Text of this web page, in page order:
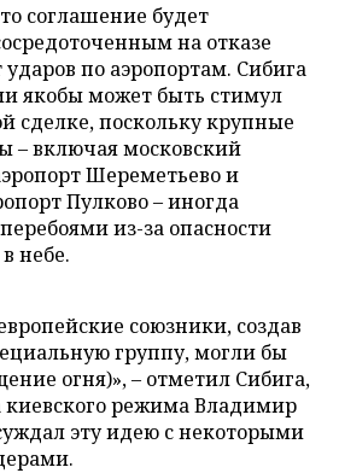
соглашение будет
на отказе
по аэропортам. Сибига
якобы может быть стимул
сделке, поскольку крупные
– включая московский
Шереметьево и
Пулково – иногда
из-за опасности
небе.
союзники, создав
группу, могли бы
огня)», – отметил Сибига,
киевского режима Владимир
эту идею с некоторыми